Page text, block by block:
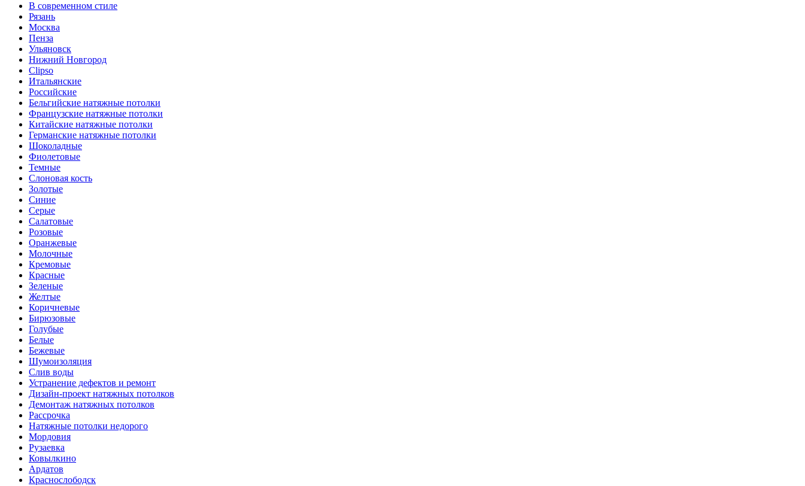
В современном стиле
Рязань
Москва
Пенза
Ульяновск
Нижний Новгород
Clipso
Итальянские
Российские
Бельгийские натяжные потолки
Французские натяжные потолки
Китайские натяжные потолки
Германские натяжные потолки
Шоколадные
Фиолетовые
Темные
Слоновая кость
Золотые
Синие
Серые
Салатовые
Розовые
Оранжевые
Молочные
Кремовые
Красные
Зеленые
Желтые
Коричневые
Бирюзовые
Голубые
Белые
Бежевые
Шумоизоляция
Слив воды
Устранение дефектов и ремонт
Дизайн-проект натяжных потолков
Демонтаж натяжных потолков
Рассрочка
Натяжные потолки недорого
Мордовия
Рузаевка
Ковылкино
Ардатов
Краснослободск